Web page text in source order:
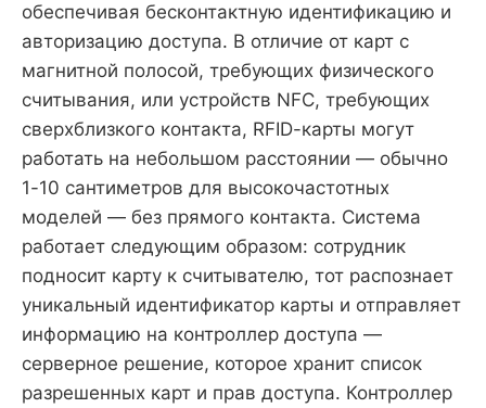
обеспечивая бесконтактную идентификацию и
авторизацию доступа. В отличие от карт с
магнитной полосой, требующих физического
считывания, или устройств NFC, требующих
сверхблизкого контакта, RFID-карты могут
работать на небольшом расстоянии — обычно
1-10 сантиметров для высокочастотных
моделей — без прямого контакта. Система
работает следующим образом: сотрудник
подносит карту к считывателю, тот распознает
уникальный идентификатор карты и отправляет
информацию на контроллер доступа —
серверное решение, которое хранит список
разрешенных карт и прав доступа. Контроллер